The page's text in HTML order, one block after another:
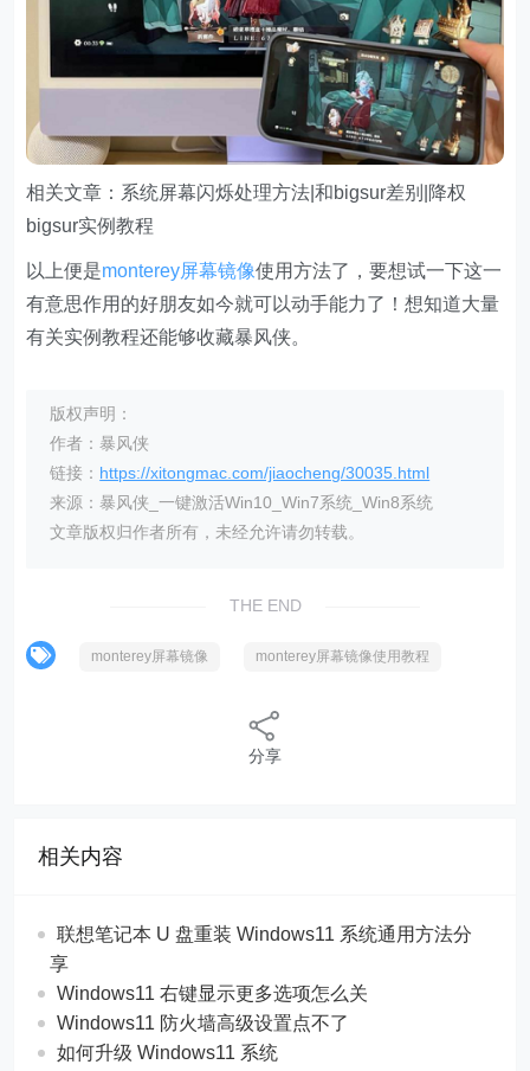
相关文章：系统屏幕闪烁处理方法|和bigsur差别|降权
bigsur实例教程
以上便是monterey屏幕镜像使用方法了，要想试一下这一
有意思作用的好朋友如今就可以动手能力了！想知道大量
有关实例教程还能够收藏暴风侠。
版权声明：
作者：暴风侠
链接： https://xitongmac.com/jiaocheng/30035.html
来源：暴风侠_一键激活Win10_Win7系统_Win8系统
文章版权归作者所有，未经允许请勿转载。
THE END
monterey屏幕镜像 monterey屏幕镜像使用教程
分享
相关内容
联想笔记本 U 盘重装 Windows11 系统通用方法分
享
Windows11 右键显示更多选项怎么关
Windows11 防火墙高级设置点不了
如何升级 Windows11 系统